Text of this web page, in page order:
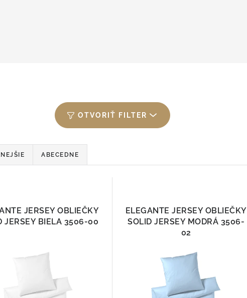
OTVORIŤ FILTER
ABECEDNE
JERSEY OBLIEČKY
JERSEY BIELA 3506-00
ELEGANTE JERSEY OBLIEČKY
SOLID JERSEY MODRÁ 3506-
02